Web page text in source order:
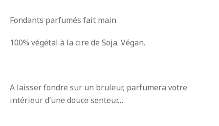
Fondants parfumés fait main.
100% végétal à la cire de Soja. Végan.
A laisser fondre sur un bruleur, parfumera votre
intérieur d’une douce senteur…